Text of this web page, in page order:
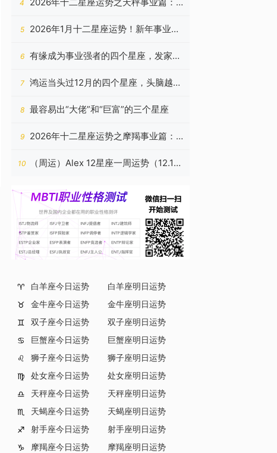
4
平衡暂失，静待云开
5
2026年1月十二星座运势！新年事业如
何？
6
有缘成为事业强者的四个星座，发家致
富无压力，日子顺利十足
7
鸿运当头过12月的四个星座，头脑越发
灵活，困难消失不见
8 最容易出“大佬”和“巨富”的三个星座
9
2026年十二星座运势之摩羯事业篇：
稳筑高台，心有所归
10
（周运）Alex 12星座一周运势（12.15
♈ 白羊座今日运势
白羊座明日运势
♉
金牛座今日运势
金牛座明日运势
♊
双子座今日运势
双子座明日运势
♋
巨蟹座今日运势
巨蟹座明日运势
♌
狮子座今日运势
狮子座明日运势
♍
处女座今日运势
处女座明日运势
♎
天秤座今日运势
天秤座明日运势
♏
天蝎座今日运势
天蝎座明日运势
♐
射手座今日运势
射手座明日运势
♑
摩羯座今日运势
摩羯座明日运势